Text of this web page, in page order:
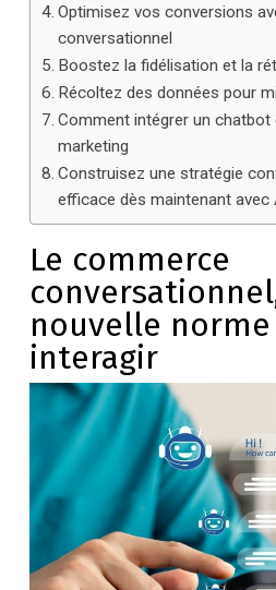
Optimisez vos conversions
conversationnel
Boostez la fidélisation et la
Récoltez des données pour
Comment intégrer un
marketing
Construisez une stratégie
efficace dès maintenant avec
Le commerce
nouvelle
interagir